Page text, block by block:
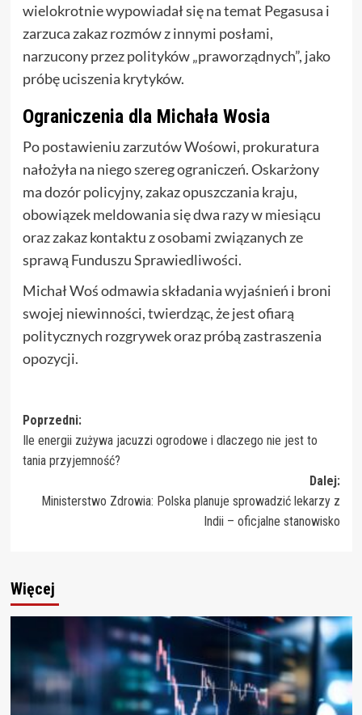
wielokrotnie wypowiadał się na temat Pegasusa i
zarzuca zakaz rozmów z innymi posłami,
narzucony przez polityków „praworządnych”, jako
próbę uciszenia krytyków.
Ograniczenia dla Michała Wosia
Po postawieniu zarzutów Wośowi, prokuratura
nałożyła na niego szereg ograniczeń. Oskarżony
ma dozór policyjny, zakaz opuszczania kraju,
obowiązek meldowania się dwa razy w miesiącu
oraz zakaz kontaktu z osobami związanych ze
sprawą Funduszu Sprawiedliwości.
Michał Woś odmawia składania wyjaśnień i broni
swojej niewinności, twierdząc, że jest ofiarą
politycznych rozgrywek oraz próbą zastraszenia
opozycji.
Zobacz
wpisy
Poprzedni:
Ile energii zużywa jacuzzi ogrodowe i dlaczego nie jest to
tania przyjemność?
Dalej:
Ministerstwo Zdrowia: Polska planuje sprowadzić lekarzy z
Indii – oficjalne stanowisko
Więcej